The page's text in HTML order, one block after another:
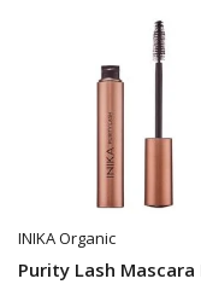
INIKA Organic
Purity Lash Mascara